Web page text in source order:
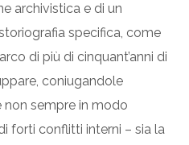
archivistica e di un
specifica, come
di più di cinquant’anni di
coniugandole
non sempre in modo
forti conflitti interni – sia la